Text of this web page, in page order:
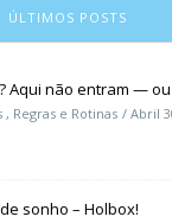
ÚLTIMOS POSTS
Aqui não entram —
, Regras e Rotinas Abril
sonho – Holbox!